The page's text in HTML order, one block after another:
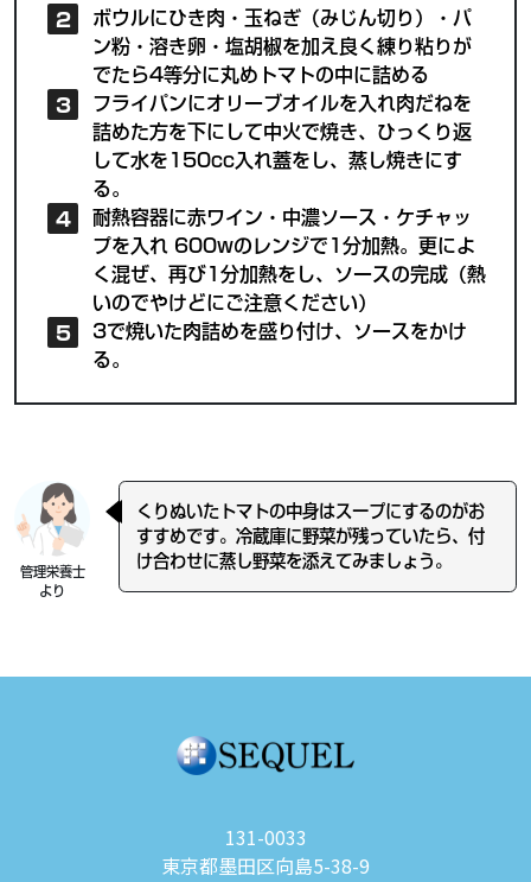
ボウルにひき肉・玉ねぎ（みじん切り）・パ
ン粉・溶き卵・塩胡椒を加え良く練り粘りが
でたら4等分に丸めトマトの中に詰める
フライパンにオリーブオイルを入れ肉だねを
詰めた方を下にして中火で焼き、ひっくり返
して水を150cc入れ蓋をし、蒸し焼きにす
る。
耐熱容器に赤ワイン・中濃ソース・ケチャッ
プを入れ 600wのレンジで1分加熱。更によ
く混ぜ、再び1分加熱をし、ソースの完成（熱
いのでやけどにご注意ください）
3で焼いた肉詰めを盛り付け、ソースをかけ
る。
管理栄養士
より
くりぬいたトマトの中身はスープにするのがお
すすめです。冷蔵庫に野菜が残っていたら、付
け合わせに蒸し野菜を添えてみましょう。
131-0033
東京都墨田区向島5-38-9